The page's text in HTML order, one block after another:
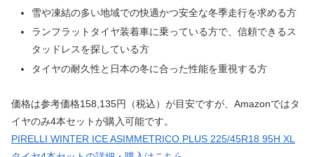
雪や凍結の多い地域での快適かつ安全な冬季走行を求める方
ランフラットタイヤ装着車に乗っている方で、信頼できるス
タッドレスを探している方
タイヤの耐久性と日本の冬に合った性能を重視する方
価格は参考価格158,135円（税込）が目安ですが、Amazonではタ
イヤのみ4本セットが購入可能です。
PIRELLI WINTER ICE ASIMMETRICO PLUS 225/45R18 95H XL